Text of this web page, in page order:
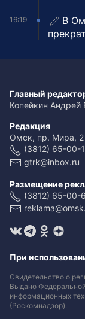
16:19
В
Главный
Копейкин Андрей
Редакция
Омск, пр. Мира, 2
(3812) 65-00-
gtrk@inbox.ru
Размещение
(3812) 65-00-
При
Свидетельство о
Выдано
информационных
(Роскомнадзор).